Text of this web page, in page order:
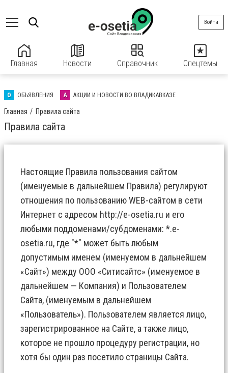
Главная Новости Справочник Спецтемы
Войти
О ОБЪЯВЛЕНИЯ А АКЦИИ И НОВОСТИ ВО ВЛАДИКАВКАЗЕ
Главная Правила сайта
Правила сайта
Настоящие Правила пользования сайтом
(именуемые в дальнейшем Правила) регулируют
отношения по пользованию WEB-сайтом в сети
Интернет с адресом http://e-osetia.ru и его
любыми поддоменами/субдоменами: *.e-
osetia.ru, где "*" может быть любым
допустимым именем (именуемом в дальнейшем
«Сайт») между ООО «Ситисайтс» (именуемое в
дальнейшем — Компания) и Пользователем
Сайта, (именуемым в дальнейшем
«Пользователь»). Пользователем является лицо,
зарегистрированное на Сайте, а также лицо,
которое не прошло процедуру регистрации, но
хотя бы один раз посетило страницы Сайта.